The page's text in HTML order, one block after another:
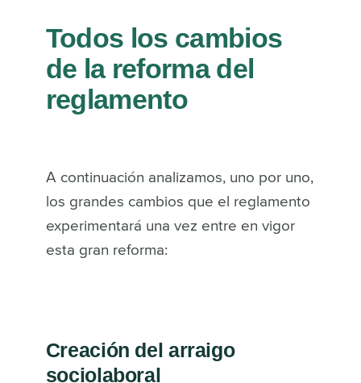
Todos los cambios
de la reforma del
reglamento
A continuación analizamos, uno por uno,
los grandes cambios que el reglamento
experimentará una vez entre en vigor
esta gran reforma:
Creación del arraigo
sociolaboral